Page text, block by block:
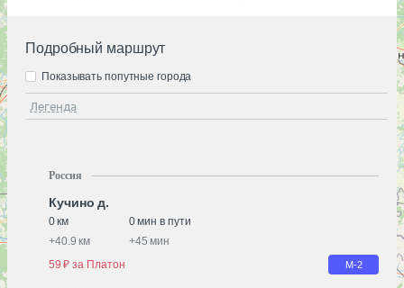
Подробный маршрут
Легенда
Показывать попутные города
Россия
Кучино д.
0 км
0 мин в пути
+40.9 км +45 мин
59 ₽ за Платон
М-2